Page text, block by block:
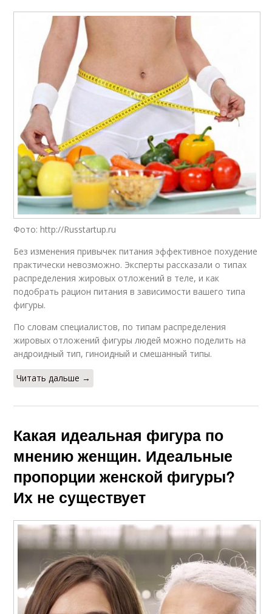
Фото: http://Russtartup.ru
Без изменения привычек питания эффективное похудение
практически невозможно. Эксперты рассказали о типах
распределения жировых отложений в теле, и как
подобрать рацион питания в зависимости вашего типа
фигуры.
По словам специалистов, по типам распределения
жировых отложений фигуры людей можно поделить на
андроидный тип, гиноидный и смешанный типы.
Читать дальше →
Какая идеальная фигура по
мнению женщин. Идеальные
пропорции женской фигуры?
Их не существует